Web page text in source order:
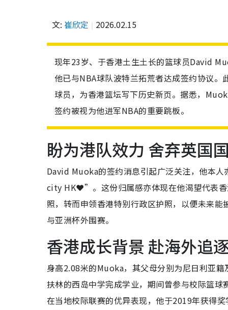
文: 崔欣定 2026.02.15
现年23岁、于香港土生土长的篮球员David
他已与NBA球队波特兰拓荒者达成签约协议
球员，为香港篮坛写下历史新页。据悉，
签约被视为他进军NBA的重要跳板。
盼为港队效力 舍弃英国
David Muoka的签约消息引起广泛关注，他本
city HK❤️”。这份归属感亦体现在他渴望代表香
照，转而申领香港特别行政区护照，以便未来
与亚洲杯外围赛。
香港成长背景 赴海外追
身高2.08米的Muoka，其父母分别为尼日利亚
扶林的西岛中学完成学业，期间曾参与校际篮
在当地校际联赛的优异表现，他于2019年获得